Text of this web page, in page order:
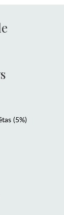
(5%)